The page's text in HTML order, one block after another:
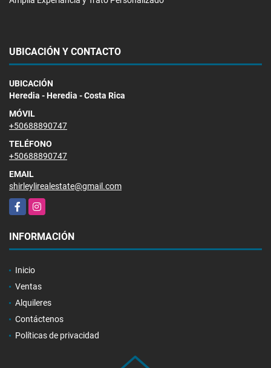
UBICACIÓN Y CONTACTO
UBICACIÓN
Heredia - Heredia - Costa Rica
MÓVIL
+50688890747
TELÉFONO
+50688890747
EMAIL
shirleylirealestate@gmail.com
FacebookInstagram
INFORMACIÓN
Inicio
Ventas
Alquileres
Contáctenos
Políticas de privacidad